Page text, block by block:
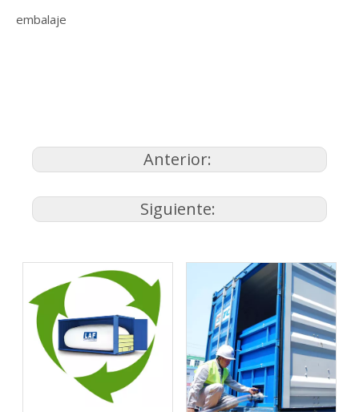
embalaje
Anterior:
Siguiente: